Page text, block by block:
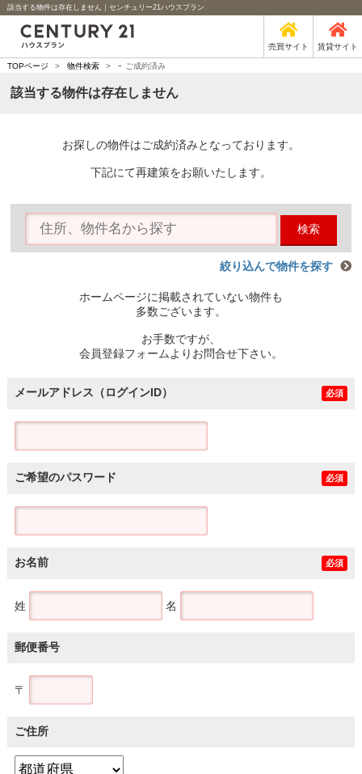
該当する物件は存在しません｜センチュリー21ハウスプラン
売買サイト 賃貸サイト
TOPページ > 物件検索 > - ご成約済み
該当する物件は存在しません
お探しの物件はご成約済みとなっております。
下記にて再建策をお願いたします。
検索
絞り込んで物件を探す
ホームページに掲載されていない物件も
多数ございます。
お手数ですが、
会員登録フォームよりお問合せ下さい。
メールアドレス（ログインID） 必須
ご希望のパスワード 必須
お名前 必須
姓 名
郵便番号
〒
ご住所